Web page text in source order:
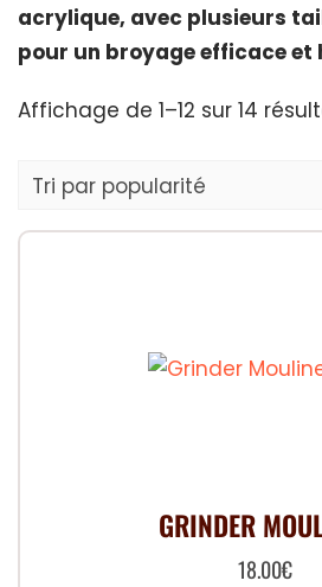
acrylique, avec plusieurs
pour un broyage efficace et
Affichage de 1–12 sur 14
GRINDER
18.00€